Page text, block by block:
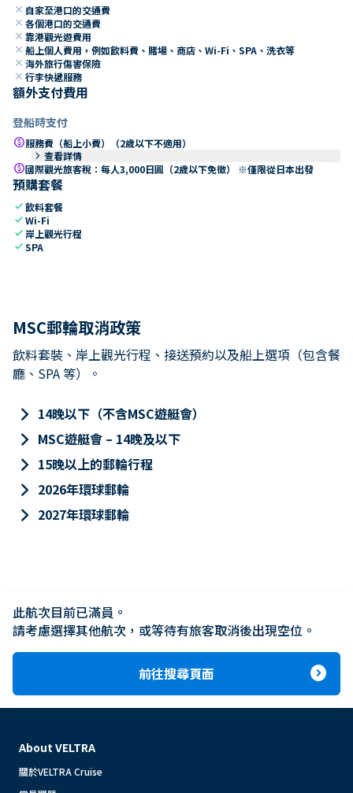
close 自家至港口的交通費
close 各個港口的交通費
close 靠港觀光遊費用
close 船上個人費用，例如飲料費、賭場、商店、Wi-Fi、SPA、洗衣等
close 海外旅行傷害保險
close 行李快遞服務
額外支付費用
登船時支付
paid服務費（船上小費）（2歲以下不適用）
keyboard_arrow_right 查看詳情
paid國際觀光旅客稅：每人3,000日圓（2歲以下免徵） ※僅限從日本出發
預購套餐
check飲料套餐
checkWi-Fi
check 岸上觀光行程
checkSPA
MSC郵輪取消政策
飲料套裝、岸上觀光行程、接送預約以及船上選項（包含餐
廳、SPA 等）。
keyboard_arrow_right 14晚以下（不含MSC遊艇會）
keyboard_arrow_right MSC遊艇會 – 14晚及以下
keyboard_arrow_right 15晚以上的郵輪行程
keyboard_arrow_right 2026年環球郵輪
keyboard_arrow_right 2027年環球郵輪
此航次目前已滿員。
請考慮選擇其他航次，或等待有旅客取消後出現空位。
前往搜尋頁面 expand_circle_right
About VELTRA
關於VELTRA Cruise